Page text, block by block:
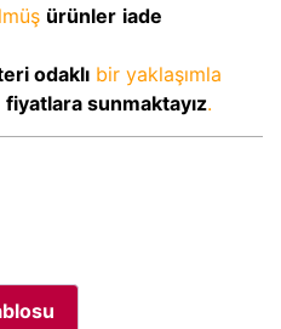
ürünler iade
odaklı bir yaklaşımla
fiyatlara sunmaktayız.